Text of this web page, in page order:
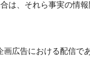
は、それら事実の情
広告における配信で